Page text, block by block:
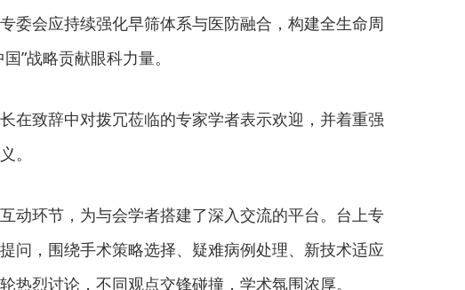
委会应持续强化早筛体系与医防融合，构建全生命周
”战略贡献眼科力量。
在致辞中对拨冗莅临的专家学者表示欢迎，并着重强
。
动环节，为与会学者搭建了深入交流的平台。台上专
问，围绕手术策略选择、疑难病例处理、新技术适应
热烈讨论，不同观点交锋碰撞，学术氛围浓厚。